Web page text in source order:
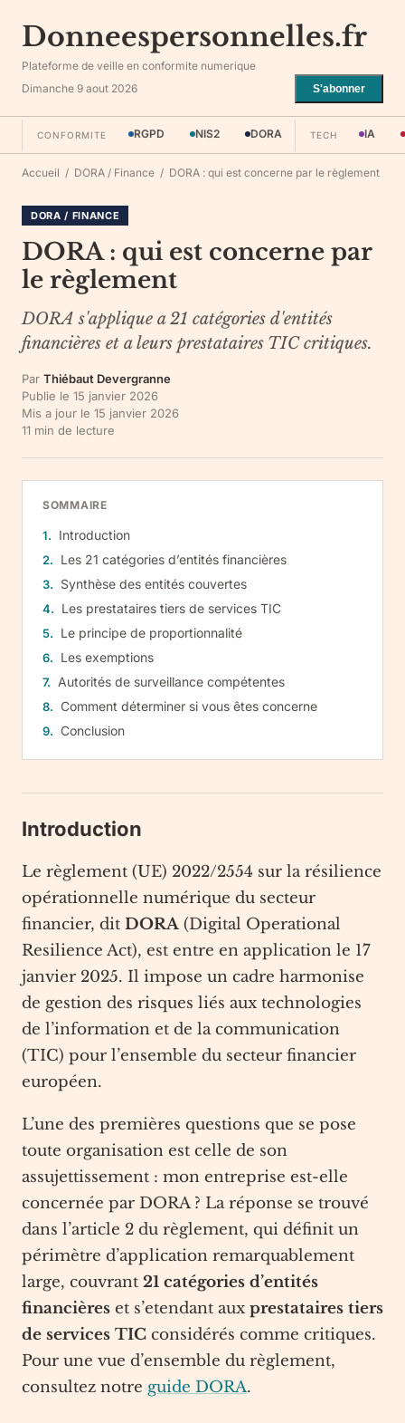
Donneespersonnelles.fr
Plateforme de veille en conformite numerique
Dimanche 9 aout 2026
S'abonner
CONFORMITE RGPD NIS2 DORA TECH IA
Accueil / DORA / Finance / DORA : qui est concerne par le règlement
DORA / FINANCE
DORA : qui est concerne par
le règlement
DORA s'applique a 21 catégories d'entités
financières et a leurs prestataires TIC critiques.
Par Thiébaut Devergranne
Publie le 15 janvier 2026
Mis a jour le 15 janvier 2026
11 min de lecture
SOMMAIRE
Introduction
Les 21 catégories d’entités financières
Synthèse des entités couvertes
Les prestataires tiers de services TIC
Le principe de proportionnalité
Les exemptions
Autorités de surveillance compétentes
Comment déterminer si vous êtes concerne
Conclusion
Introduction
Le règlement (UE) 2022/2554 sur la résilience
opérationnelle numérique du secteur
financier, dit DORA(Digital Operational
Resilience Act), est entre en application le 17
janvier 2025. Il impose un cadre harmonise
de gestion des risques liés aux technologies
de l’information et de la communication
(TIC) pour l’ensemble du secteur financier
européen.
L’une des premières questions que se pose
toute organisation est celle de son
assujettissement : mon entreprise est-elle
concernée par DORA ? La réponse se trouvé
dans l’article 2 du règlement, qui définit un
périmètre d’application remarquablement
large, couvrant 21 catégories d’entités
financières et s’etendant aux prestataires tiers
de services TIC considérés comme critiques.
Pour une vue d’ensemble du règlement,
consultez notre guide DORA.